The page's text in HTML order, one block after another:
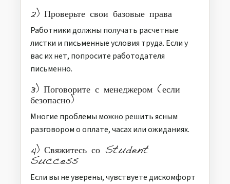
2) Проверьте свои базовые права
Работники должны получать расчетные
листки и письменные условия труда. Если у
вас их нет, попросите работодателя
письменно.
3) Поговорите с менеджером (если
безопасно)
Многие проблемы можно решить ясным
разговором о оплате, часах или ожиданиях.
4) Свяжитесь со Student
Success
Если вы не уверены, чувствуете дискомфорт